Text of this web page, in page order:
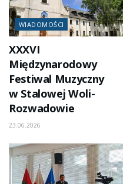
WIADOMOŚCI
XXXVI
Międzynarodowy
Festiwal Muzyczny
w Stalowej Woli-
Rozwadowie
23.06.2026